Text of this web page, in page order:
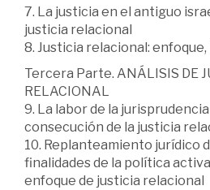
7. La justicia en el antiguo
justicia relacional
8. Justicia relacional:
Tercera Parte. ANÁLISIS DE
RELACIONAL
9. La labor de la
consecución de la justicia
10. Replanteamiento jurídico
finalidades de la política
enfoque de justicia relacional